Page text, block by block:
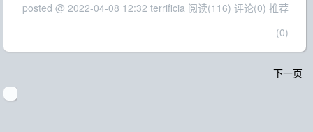
posted @ 2022-04-08 12:32 terrificia 阅读(116) 评论(0) 推荐
(0)
下一页